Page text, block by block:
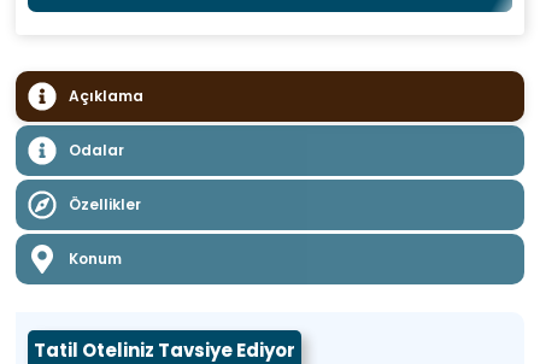
Açıklama
Odalar
Özellikler
Konum
Tatil Oteliniz Tavsiye Ediyor